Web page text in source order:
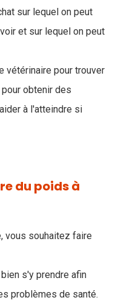
sur lequel on peut
et sur lequel on peut
vétérinaire pour trouver
obtenir des
à l'atteindre si
du poids à
vous souhaitez faire
s'y prendre afin
problèmes de santé.